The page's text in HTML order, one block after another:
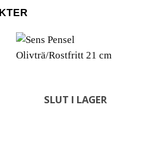
SLUT I LAGER